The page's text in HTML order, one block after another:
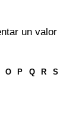
un valor
O P Q R
S